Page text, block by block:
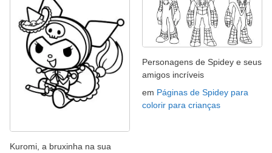
Kuromi, a bruxinha na sua
Personagens de Spidey e seus
amigos incríveis
em Páginas de Spidey para
colorir para crianças